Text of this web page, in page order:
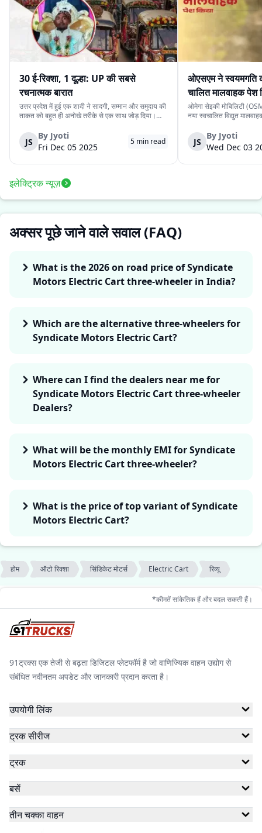
30 ई-रिक्शा, 1 दूल्हा: UP की सबसे
रचनात्मक बारात
उत्तर प्रदेश में हुई एक शादी ने सादगी, सम्मान और समुदाय की
ताकत को बहुत ही अनोखे तरीके से एक साथ जोड़ दिया।
वाहन की व्यवस्था करने के लिये पर्याप्त साधन नहीं थे।
लेकिन दोस्ती की भावना ने उस...
JS
By Jyoti
Fri Dec 05 2025
5 min read
ओएसएम ने स्वयमगति
चालित मालवाहक पेश
ओमेगा सेइकी मोबिलिटी
नया स्वचालित विद्युत
के स्वचालित यात्री संस्करण
लिये प्रस्तुत किया गया दूसरा
JS
By Jyoti
Wed Dec 03
इलेक्ट्रिक न्यूज़
अक्सर पूछे जाने वाले सवाल (FAQ)
What is the 2026 on road price of Syndicate
Motors Electric Cart three-wheeler in India?
Which are the alternative three-wheelers for
Syndicate Motors Electric Cart?
Where can I find the dealers near me for
Syndicate Motors Electric Cart three-wheeler
Dealers?
What will be the monthly EMI for Syndicate
Motors Electric Cart three-wheeler?
What is the price of top variant of Syndicate
Motors Electric Cart?
होम ऑटो रिक्शा सिंडिकेट मोटर्स Electric Cart रिव्यू
*कीमतें सांकेतिक हैं और बदल सकती हैं।
91ट्रक्स एक तेजी से बढ़ता डिजिटल प्लेटफॉर्म है जो वाणिज्यिक वाहन उद्योग से
संबंधित नवीनतम अपडेट और जानकारी प्रदान करता है।
उपयोगी लिंक
ट्रक सीरीज
ट्रक
बसें
तीन चक्का वाहन